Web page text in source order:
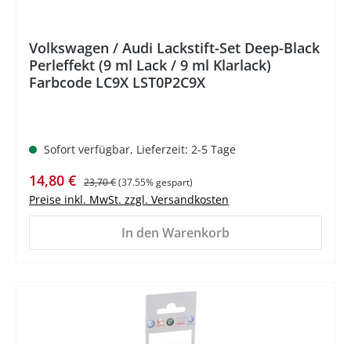
Volkswagen / Audi Lackstift-Set Deep-Black
Perleffekt (9 ml Lack / 9 ml Klarlack)
Farbcode LC9X LST0P2C9X
Sofort verfügbar, Lieferzeit: 2-5 Tage
Verkaufspreis:
14,80 € Regulärer Preis:
23,70 €(37.55% gespart)
Preise inkl. MwSt. zzgl. Versandkosten
In den Warenkorb